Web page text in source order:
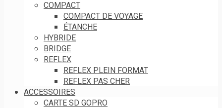
COMPACT
COMPACT DE VOYAGE
ÉTANCHE
HYBRIDE
BRIDGE
REFLEX
REFLEX PLEIN FORMAT
REFLEX PAS CHER
ACCESSOIRES
CARTE SD GOPRO